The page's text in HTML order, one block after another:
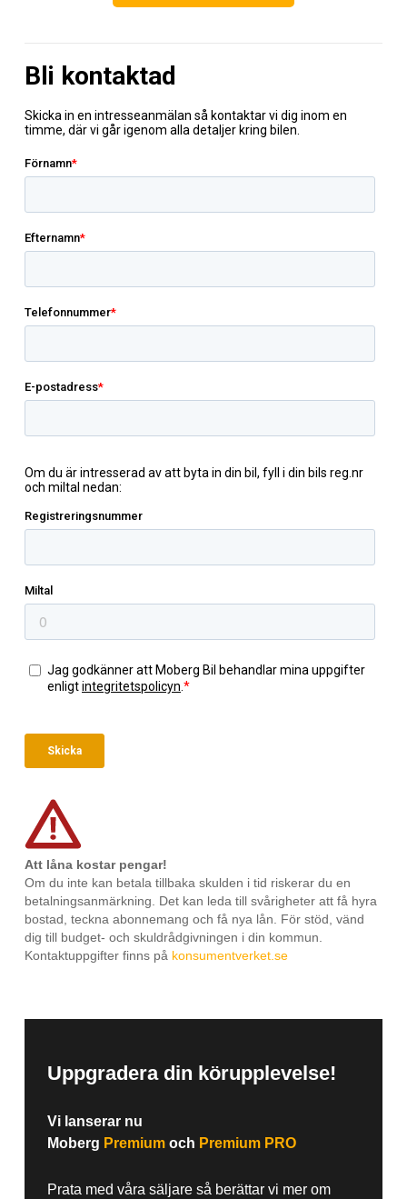
Att låna kostar pengar!
Om du inte kan betala tillbaka skulden i tid riskerar du en
betalningsanmärkning. Det kan leda till svårigheter att få hyra
bostad, teckna abonnemang och få nya lån. För stöd, vänd
dig till budget- och skuldrådgivningen i din kommun.
Kontaktuppgifter finns på konsumentverket.se
Uppgradera din körupplevelse!
Vi lanserar nu
Moberg Premiumoch Premium PRO
Prata med våra säljare så berättar vi mer om